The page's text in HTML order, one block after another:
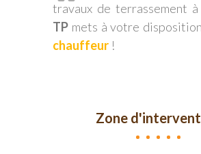
travaux de terrassement à
TP mets à votre
chauffeur !
Zone